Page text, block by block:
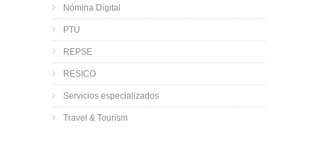
Nómina Digital
PTU
REPSE
RESICO
Servicios especializados
Travel & Tourism